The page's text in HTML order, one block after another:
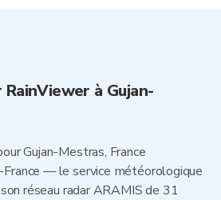
à Gujan-
Gujan-Mestras, France
— le service météorologique
réseau radar ARAMIS de 31